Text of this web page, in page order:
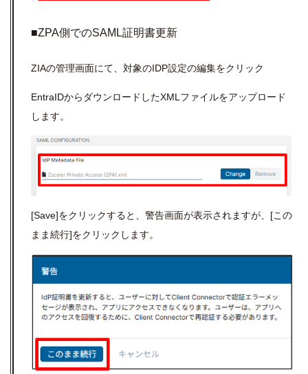
■ZPA側でのSAML証明書更新
ZIAの管理画面にて、対象のIDP設定の編集をクリック
EntraIDからダウンロードしたXMLファイルをアップロード
します。
[Save]をクリックすると、警告画面が表示されますが、[この
まま続行]をクリックします。